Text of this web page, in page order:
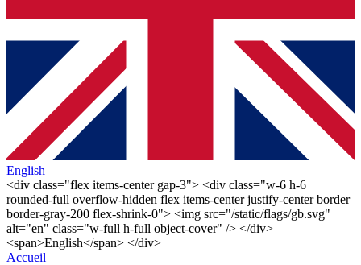
English
<div class="flex items-center gap-3"> <div class="w-6 h-6
rounded-full overflow-hidden flex items-center justify-center border
border-gray-200 flex-shrink-0"> <img src="/static/flags/gb.svg"
alt="en" class="w-full h-full object-cover" /> </div>
<span>English</span> </div>
Accueil